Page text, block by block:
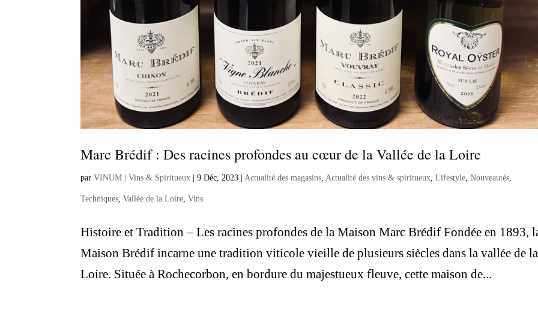
Marc Brédif : Des racines profondes au cœur de la Vallée de la Loire
parVINUM | Vins & Spiritueux |9 Déc, 2023 |Actualité des magasins,Actualité des vins & spiritueux,Lifestyle,Nouveautés,
Techniques,Vallée de la Loire,Vins
Histoire et Tradition – Les racines profondes de la Maison Marc Brédif Fondée en 1893,
Maison Brédif incarne une tradition viticole vieille de plusieurs siècles dans la vallée de la
Loire. Située à Rochecorbon, en bordure du majestueux fleuve, cette maison de...